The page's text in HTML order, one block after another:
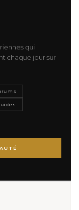
qui
chaque jour sur